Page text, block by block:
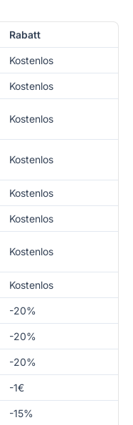
Rabatt
Kostenlos
Kostenlos
Kostenlos
Kostenlos
Kostenlos
Kostenlos
Kostenlos
Kostenlos
-20%
-20%
-20%
-1€
-15%